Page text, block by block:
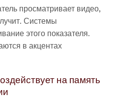
просматривает видео,
Системы
этого показателя.
в акцентах
на память